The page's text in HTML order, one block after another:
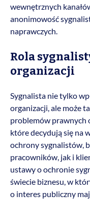
wewnętrznych
anonimowość
naprawczych.
Rola
organizacji
Sygnalista nie tylko
organizacji, ale może
problemów prawnych
które decydują się na
ochrony sygnalistów,
pracowników, jak i
ustawy o ochronie
świecie biznesu, w
o interes publiczny